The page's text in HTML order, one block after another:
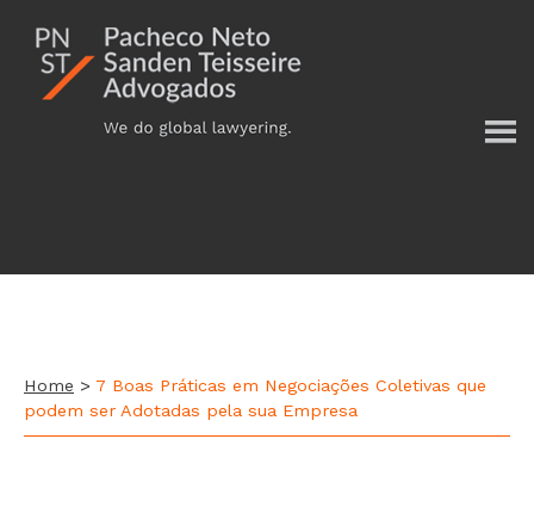
content
Additional
menu
Home > 7 Boas Práticas em Negociações Coletivas que
podem ser Adotadas pela sua Empresa